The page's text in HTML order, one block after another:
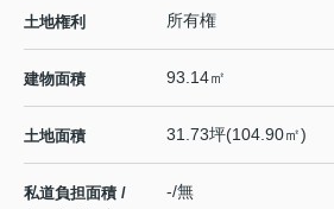
土地権利 所有権
建物面積 93.14㎡
土地面積 31.73坪(104.90㎡)
私道負担面積 /
-/無